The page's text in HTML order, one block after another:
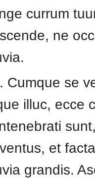
currum
ne
Cumque se
illuc, ecce
et
grandis.